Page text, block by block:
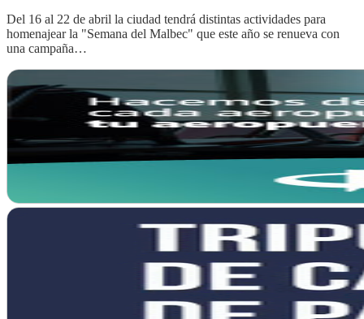
Del 16 al 22 de abril la ciudad tendrá distintas actividades para
homenajear la "Semana del Malbec" que este año se renueva con
una campaña…